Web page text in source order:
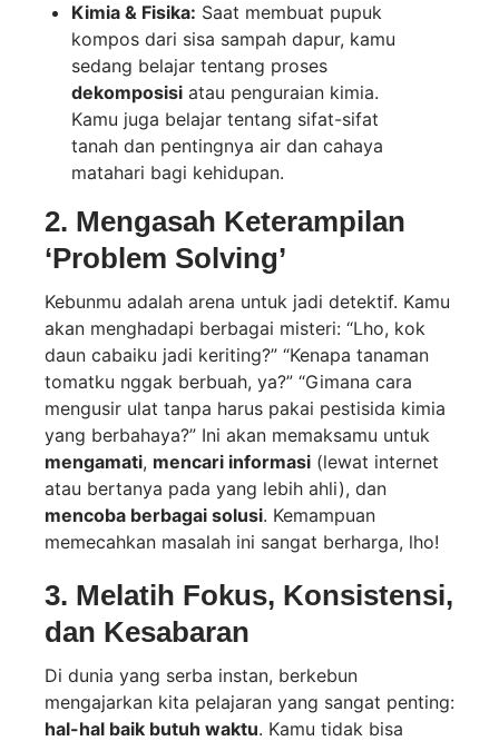
Kimia & Fisika: Saat membuat pupuk
kompos dari sisa sampah dapur, kamu
sedang belajar tentang proses
dekomposisi atau penguraian kimia.
Kamu juga belajar tentang sifat-sifat
tanah dan pentingnya air dan cahaya
matahari bagi kehidupan.
2. Mengasah Keterampilan
‘Problem Solving’
Kebunmu adalah arena untuk jadi detektif. Kamu
akan menghadapi berbagai misteri: “Lho, kok
daun cabaiku jadi keriting?” “Kenapa tanaman
tomatku nggak berbuah, ya?” “Gimana cara
mengusir ulat tanpa harus pakai pestisida kimia
yang berbahaya?” Ini akan memaksamu untuk
mengamati, mencari informasi (lewat internet
atau bertanya pada yang lebih ahli), dan
mencoba berbagai solusi. Kemampuan
memecahkan masalah ini sangat berharga, lho!
3. Melatih Fokus, Konsistensi,
dan Kesabaran
Di dunia yang serba instan, berkebun
mengajarkan kita pelajaran yang sangat penting:
hal-hal baik butuh waktu. Kamu tidak bisa